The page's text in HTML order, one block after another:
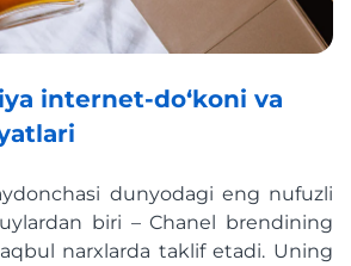
internet-do‘koni va
dunyodagi eng nufuzli
biri – Chanel brendining
narxlarda taklif etadi. Uning